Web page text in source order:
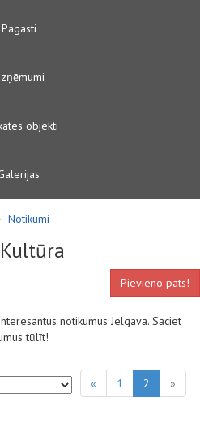
Pagasti
objekti
Notikumi
Pievieno pats!
notikumus Jelgavā. Sāciet
tūlīt!
« 1 2 »